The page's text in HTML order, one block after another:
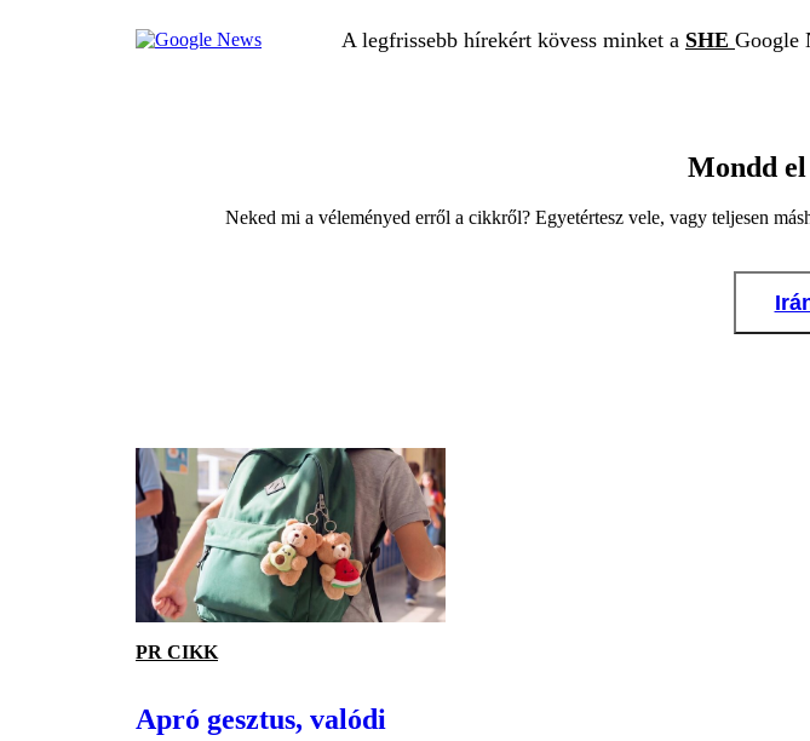
A legfrissebb hírekért kövess minket a SHE Google
Mondd
Neked mi a véleményed erről a cikkről? Egyetértesz vele, vagy teljesen
PR CIKK
Apró gesztus, valódi